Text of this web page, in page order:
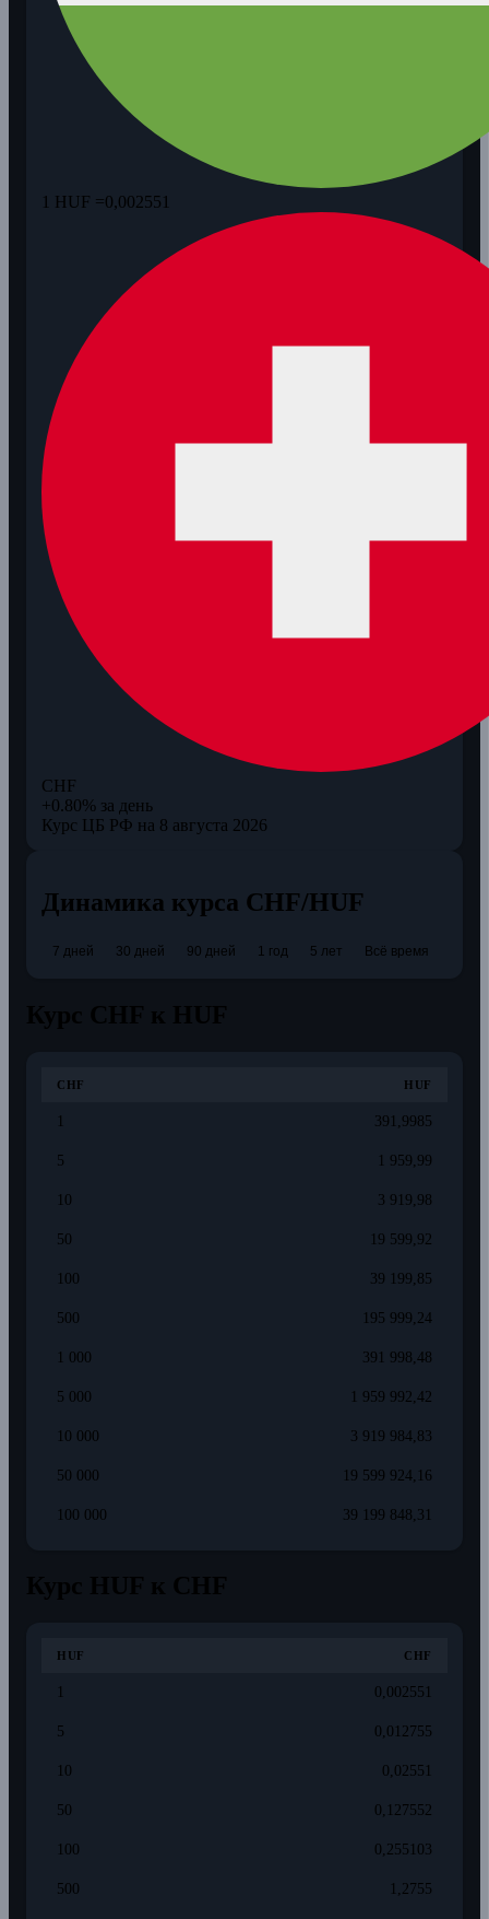
1 HUF =0,002551
CHF
+0.80% за день
Курс ЦБ РФ на 8 августа 2026
Динамика курса CHF/HUF
7 дней 30 дней 90 дней 1 год 5 лет Всё время
CHF HUF
1 391,9985
5 1 959,99
10 3 919,98
50 19 599,92
100 39 199,85
500 195 999,24
1 000 391 998,48
5 000 1 959 992,42
10 000 3 919 984,83
50 000 19 599 924,16
100 000 39 199 848,31
HUF CHF
0,002551
5 0,012755
10 0,02551
50 0,127552
100 0,255103
500 1,2755